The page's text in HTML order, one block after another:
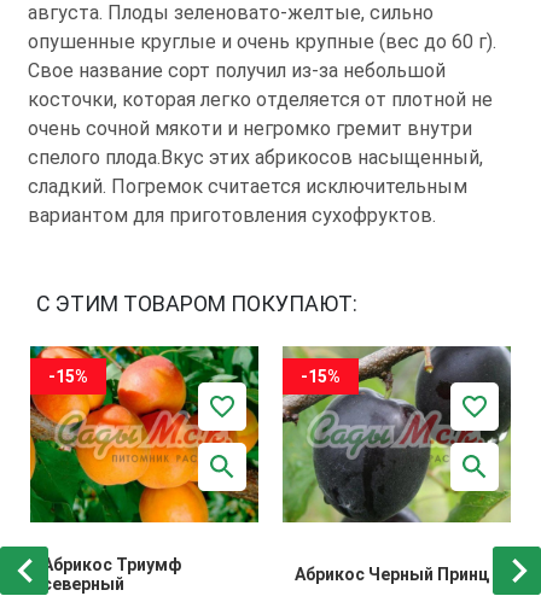
августа. Плоды зеленовато-желтые, сильно
опушенные круглые и очень крупные (вес до 60 г).
Свое название сорт получил из-за небольшой
косточки, которая легко отделяется от плотной не
очень сочной мякоти и негромко гремит внутри
спелого плода.Вкус этих абрикосов насыщенный,
сладкий. Погремок считается исключительным
вариантом для приготовления сухофруктов.
С ЭТИМ ТОВАРОМ ПОКУПАЮТ:
-15%
Абрикос Триумф
северный
-15%
Абрикос Черный Принц